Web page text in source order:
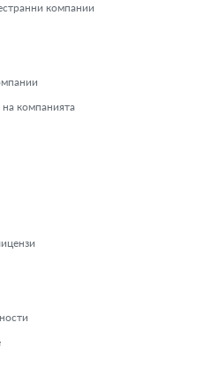
компании
компанията